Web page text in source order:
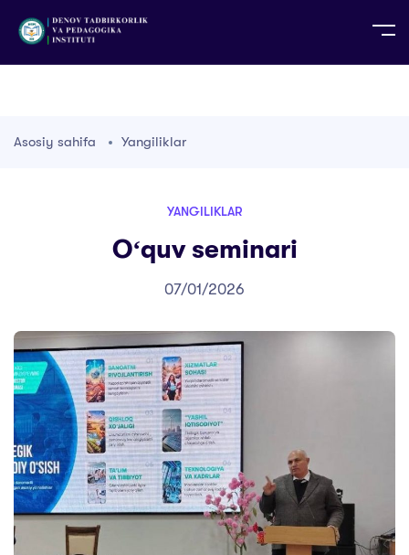
TG TR
Asosiy sahifa Yangiliklar
YANGILIKLAR
Oʻquv seminari
07/01/2026